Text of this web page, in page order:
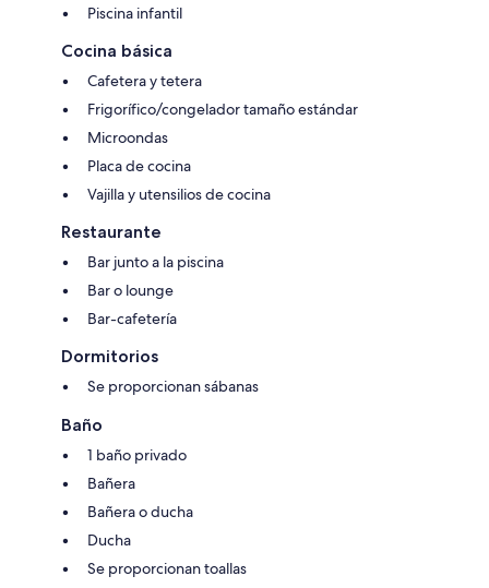
Piscina infantil
Cocina básica
Cafetera y tetera
Frigorífico/congelador tamaño estándar
Microondas
Placa de cocina
Vajilla y utensilios de cocina
Restaurante
Bar junto a la piscina
Bar o lounge
Bar-cafetería
Dormitorios
Se proporcionan sábanas
Baño
1 baño privado
Bañera
Bañera o ducha
Ducha
Se proporcionan toallas